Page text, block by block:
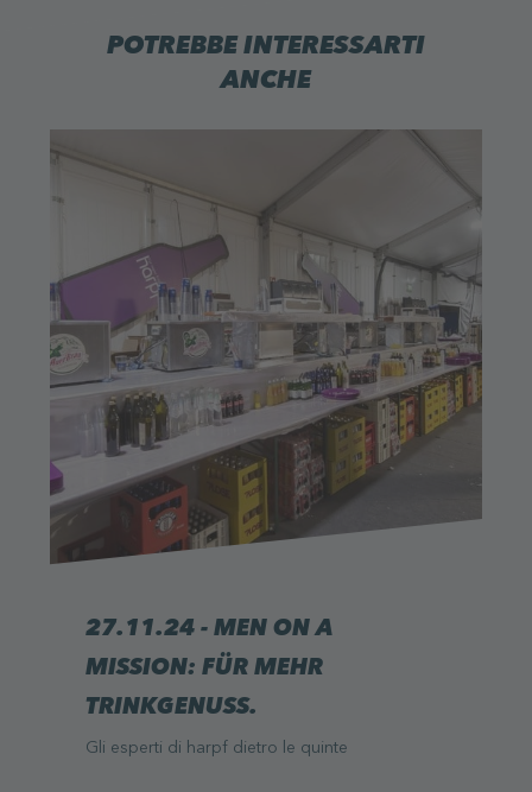
POTREBBE INTERESSARTI
ANCHE
27.11.24 - MEN ON A
MISSION: FÜR MEHR
TRINKGENUSS.
Gli esperti di harpf dietro le quinte